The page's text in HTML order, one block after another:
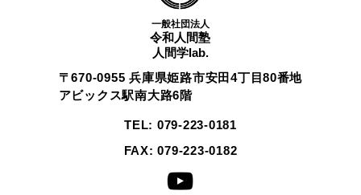
一般社団法人
令和人間塾
人間学lab.
〒670-0955 兵庫県姫路市安田4丁目80番地
アビックス駅南大路6階
TEL: 079-223-0181
FAX: 079-223-0182